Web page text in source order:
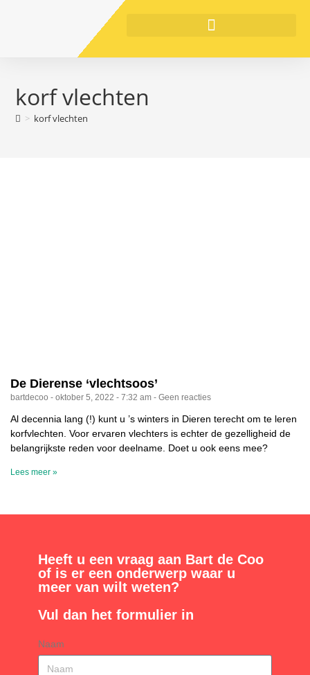
korf vlechten
> korf vlechten
De Dierense ‘vlechtsoos’
bartdecoo oktober 5, 2022 7:32 am Geen reacties
Al decennia lang (!) kunt u ’s winters in Dieren terecht om te leren
korfvlechten. Voor ervaren vlechters is echter de gezelligheid de
belangrijkste reden voor deelname. Doet u ook eens mee?
Lees meer »
Heeft u een vraag aan Bart de Coo
of is er een onderwerp waar u
meer van wilt weten?
Vul dan het formulier in
Naam